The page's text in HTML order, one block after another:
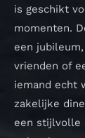
is geschikt
momenten.
een
vrienden of
iemand echt
zakelijke
een stijlvolle